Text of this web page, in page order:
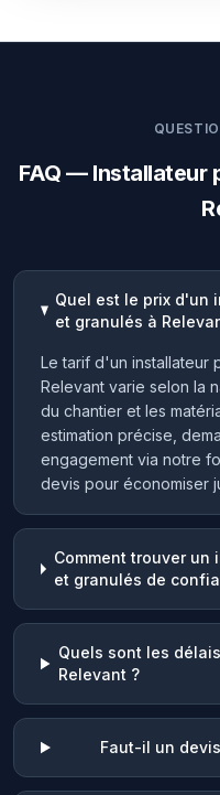
FAQ — Installateur
Quel est le prix d'un
et granulés à
Le tarif d'un installateur
Relevant varie selon la
du chantier et les
estimation précise,
engagement via notre
devis pour économiser
Comment trouver
et granulés de
Quels sont les
Relevant ?
Faut-il un